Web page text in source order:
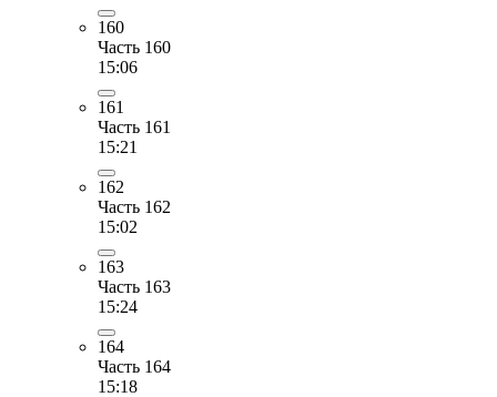
160
Часть 160
15:06
161
Часть 161
15:21
162
Часть 162
15:02
163
Часть 163
15:24
164
Часть 164
15:18